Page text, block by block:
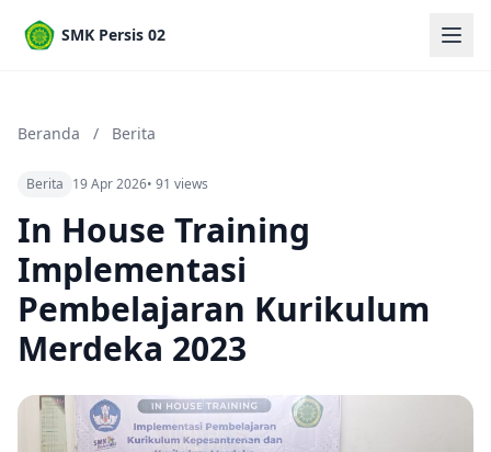
SMK Persis 02
Beranda / Berita
Berita 19 Apr 2026• 91 views
In House Training
Implementasi
Pembelajaran Kurikulum
Merdeka 2023